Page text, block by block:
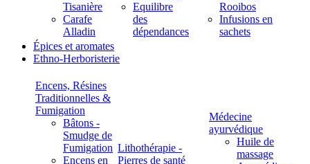
Tisanière
Carafe
Alladin
Equilibre
des
dépendances
Rooibos
Infusions en
sachets
Épices et aromates
Ethno-Herboristerie
Encens, Résines
Traditionnelles &
Fumigation
Bâtons -
Smudge de
Fumigation
Encens en
Lithothérapie -
Pierres de santé
Médecine
ayurvédique
Huile de
massage